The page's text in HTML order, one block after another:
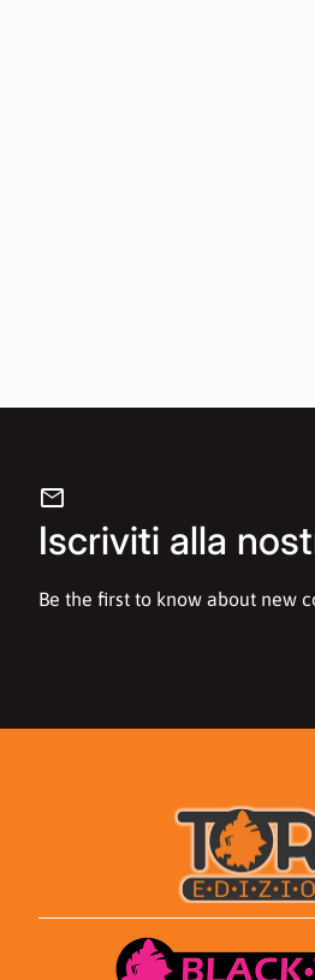
mail
Iscriviti alla
Be the first to know about new
Casa
Casa